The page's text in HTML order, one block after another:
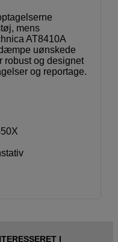
mens
AT8410A
uønskede
robust og designet
og reportage.
I